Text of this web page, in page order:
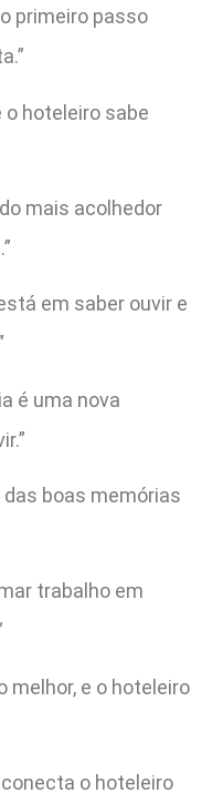
primeiro passo
o hoteleiro sabe
mais acolhedor
em saber ouvir e
é uma nova
das boas memórias
trabalho em
melhor, e o hoteleiro
o hoteleiro